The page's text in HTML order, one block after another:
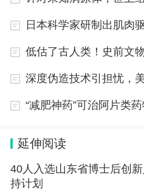
日本科学家研制出肌肉
低估了古人类！史前文
深度伪造技术引担忧，
延伸阅读
40人入选山东省博士后创
持计划